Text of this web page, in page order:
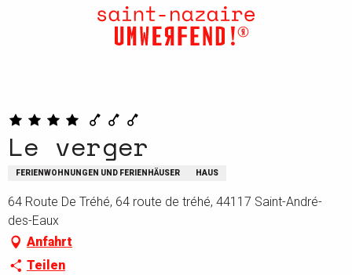
Le verger
FERIENWOHNUNGEN UND FERIENHÄUSER HAUS
64 Route De Tréhé, 64 route de tréhé, 44117 Saint-André-
des-Eaux
Anfahrt
Teilen